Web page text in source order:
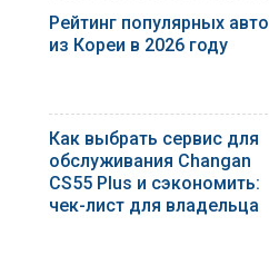
Рейтинг популярных авто
из Кореи в 2026 году
Как выбрать сервис для
обслуживания Changan
CS55 Plus и сэкономить:
чек-лист для владельца